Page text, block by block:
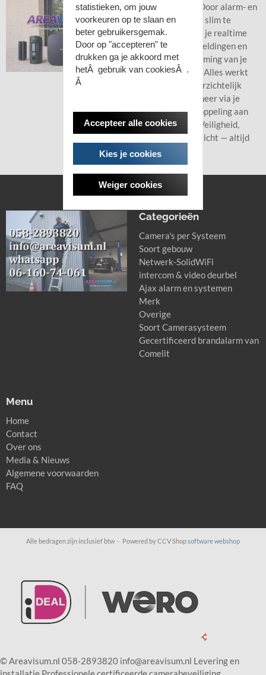
reageert direct. Door alarm- en
camerasystemen slim te
combineren, krijg je realtime
inzicht, directe meldingen en
optimale bescherming van je
woning of bedrijf. Alles werkt
samen in één overzichtelijk
systeem, met beheer via je
smartphone of koppeling aan
een meldkamer. Veiligheid,
controle en overzicht — altijd
en overal.
Categorieën
Camera's per Systeem
Soort gebouw
Netwerk-SolidWiFi
intercom & video deurbel
Ajax alarm en systemen
Merk
Overige
Soort Camerasysteem
Gecertificeerd brandalarm van
Comelit
Menu
Home
Contact
Over ons
Media & Nieuws
Algemene voorwaarden
FAQ
Alle bedragen zijn inclusief btw - Powered by CCV Shopsoftware webshop
© Areavisum.nl 058-2893820 info@areavisum.nl Levering en
statistieken, om jouw
voorkeuren op te slaan en
beter gebruikersgemak.
Door op "accepteren" te
drukken ga je akkoord met
hetÂ gebruik van cookiesÂ .
Â
Accepteer alle cookies
Kies je cookies
Weiger cookies